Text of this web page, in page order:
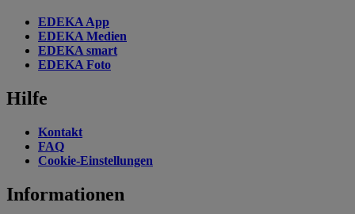
EDEKA App
EDEKA Medien
EDEKA smart
EDEKA Foto
Hilfe
Kontakt
FAQ
Cookie-Einstellungen
Informationen